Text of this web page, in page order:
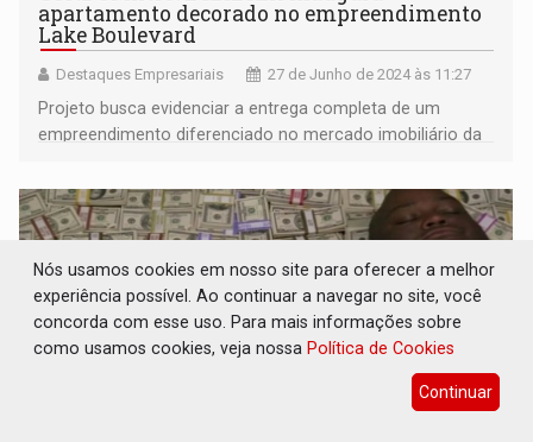
apartamento decorado no empreendimento
Lake Boulevard
Destaques Empresariais 27 de Junho de 2024 às 11:27
Projeto busca evidenciar a entrega completa de um
empreendimento diferenciado no mercado imobiliário da
Nós usamos cookies em nosso site para oferecer a melhor
experiência possível. Ao continuar a navegar no site, você
concorda com esse uso. Para mais informações sobre
como usamos cookies, veja nossa Política de Cookies
Continuar